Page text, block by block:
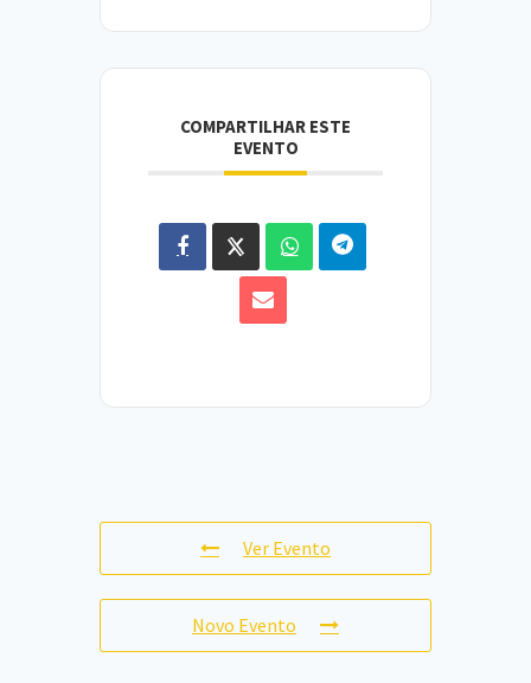
COMPARTILHAR ESTE
EVENTO
Ver Evento
Novo Evento